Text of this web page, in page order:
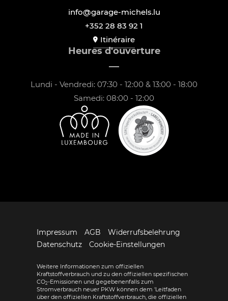
info@garage-michels.lu
+352 28 83 92 1
Itinéraire
Heures d'ouverture
Lundi - Vendredi: 07:30 - 12:00 & 13:00 - 18:00
Samedi: 08:00 - 12:00
Impressum AGB
Widerrufsbelehrung
Datenschutz
Cookie-Einstellungen
Weitere Informationen zum offiziellen
Kraftstoffverbrauch und zu den offiziellen spezifischen
CO2-Emissionen und gegebenenfalls zum
Stromverbrauch neuer PKW können dem 'Leitfaden
über den offiziellen Kraftstoffverbrauch, die offiziellen